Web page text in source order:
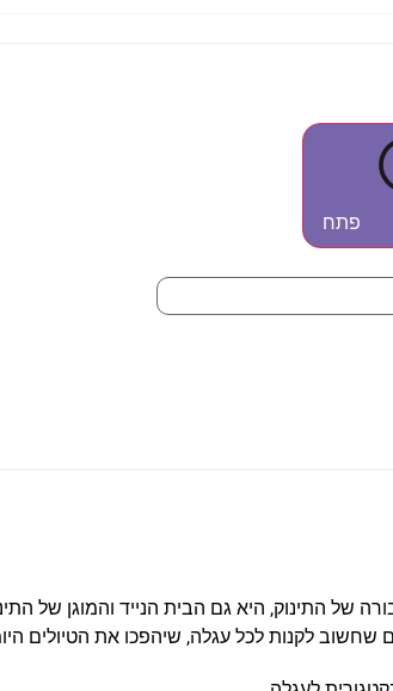
פתח
של התינוק, היא גם הבית הנייד והמוגן של
שחשוב לקנות לכל עגלה, שיהפכו את הטיולים